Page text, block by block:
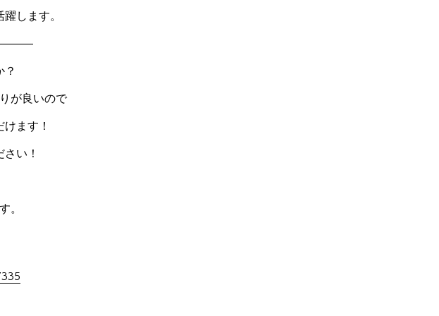
します。
？
が良いので
ます！
い！
。